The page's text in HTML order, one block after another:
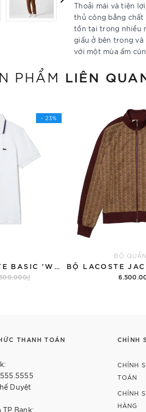
Thoải mái và tiện
thủ công bằng chất
tồn tại trong nhiều
giấu ở bên trong
với một mùa ấm
PHẨM LIÊN
- 23%
ÁO POLO LACOSTE BASIC 'WHITE' TRUE FIT
BỘ
THANH TOÁN
Duyệt
TP Bank:
CHÍNH
CHÍNH
TOÁN
CHÍNH
HÀNG